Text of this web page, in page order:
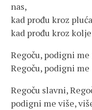
nas,
kad prođu kroz
kad prođu kroz
Regoču, podigni
Regoču, podigni
Regoču slavni,
podigni me više,